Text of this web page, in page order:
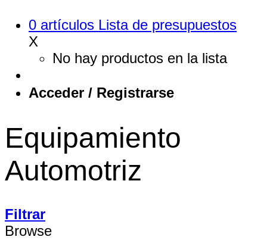
0 artículos Lista de presupuestos
X
No hay productos en la lista
Acceder / Registrarse
Equipamiento
Automotriz
Filtrar
Browse